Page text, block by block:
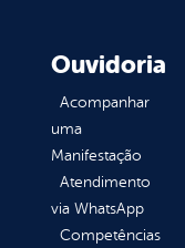
Ouvidoria
Acompanhar
uma
Manifestação
Atendimento
via WhatsApp
Competências